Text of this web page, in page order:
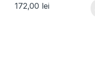
172,00 lei